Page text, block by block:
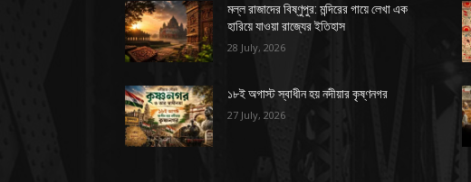
মল্ল রাজাদের বিষ্ণুপুর: মন্দিরের গায়ে লেখা এক
হারিয়ে যাওয়া রাজ্যের ইতিহাস
28 July, 2026
১৮ই অগাস্ট স্বাধীন হয় নদীয়ার কৃষ্ণনগর
27 July, 2026